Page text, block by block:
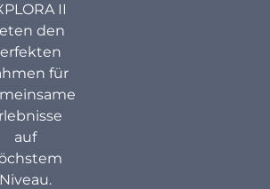
II
den
für
auf
Niveau.